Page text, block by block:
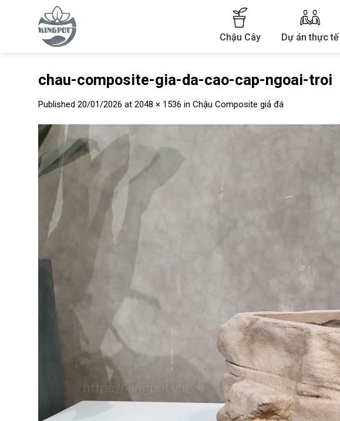
Chậu Cây Dự án thực tế
chau-composite-gia-da-cao-cap-ngoai-troi
Published 20/01/2026 at 2048 × 1536 in Chậu Composite giả đá